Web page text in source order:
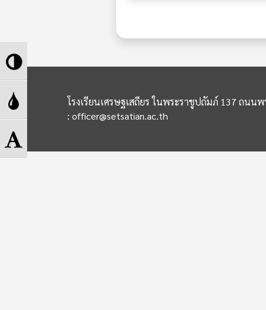
Toggle
High
Contrast
Toggle
Grayscale
Toggle
โรงเรียนเศรษฐเสถียร ในพระราชูปถัมภ์ 137 ถนน
: officer@setsatian.ac.th